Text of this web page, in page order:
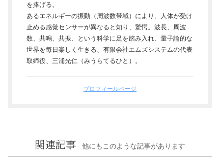
を捧げる。
あるエネルギーの振動（周波数帯域）により、人体が受け
止める感覚センサーが異なると知り、驚愕。波長、周波
数、共鳴、共振、という科学に足を踏み入れ、量子論的な
世界を毎日楽しく生きる、有限会社エムズシステムの代表
取締役、三浦光仁（みうらてるひと）。
プロフィールページ
関連記事 他にもこのような記事があります